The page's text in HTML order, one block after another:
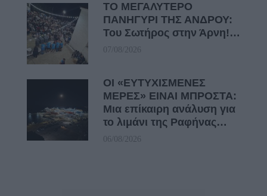
ΤΟ ΜΕΓΑΛΥΤΕΡΟ
ΠΑΝΗΓΥΡΙ ΤΗΣ ΑΝΔΡΟΥ:
Του Σωτήρος στην Άρνη!…
07/08/2026
ΟΙ «ΕΥΤΥΧΙΣΜΕΝΕΣ
ΜΕΡΕΣ» ΕΙΝΑΙ ΜΠΡΟΣΤΑ:
Μια επίκαιρη ανάλυση για
το λιμάνι της Ραφήνας…
06/08/2026